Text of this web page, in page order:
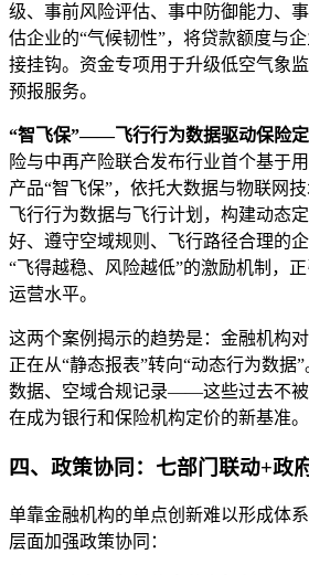
级、事前风险评估、事中防御能力、
估企业的“气候韧性”，将贷款额度与
接挂钩。资金专项用于升级低空气象
预报服务。
“智飞保”——飞行行为数据驱动保险定
险与中再产险联合发布行业首个基于
产品“智飞保”，依托大数据与物联网
飞行行为数据与飞行计划，构建动态
好、遵守空域规则、飞行路径合理的
“飞得越稳、风险越低”的激励机制，
运营水平。
这两个案例揭示的趋势是：金融机构
正在从“静态报表”转向“动态行为数据
数据、空域合规记录——这些过去不被
在成为银行和保险机构定价的新基准。
四、政策协同：七部门联动+政
单靠金融机构的单点创新难以形成体
层面加强政策协同：